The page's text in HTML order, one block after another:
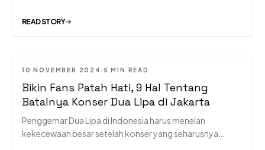
karya musik Jepang paling berpengaruh dan paling
READ STORY
MUSIC
10 NOVEMBER 2024 5 MIN READ
Bikin Fans Patah Hati, 9 Hal Tentang
Batalnya Konser Dua Lipa di Jakarta
Penggemar Dua Lipa di Indonesia harus menelan
kekecewaan besar setelah konser yang seharusnya